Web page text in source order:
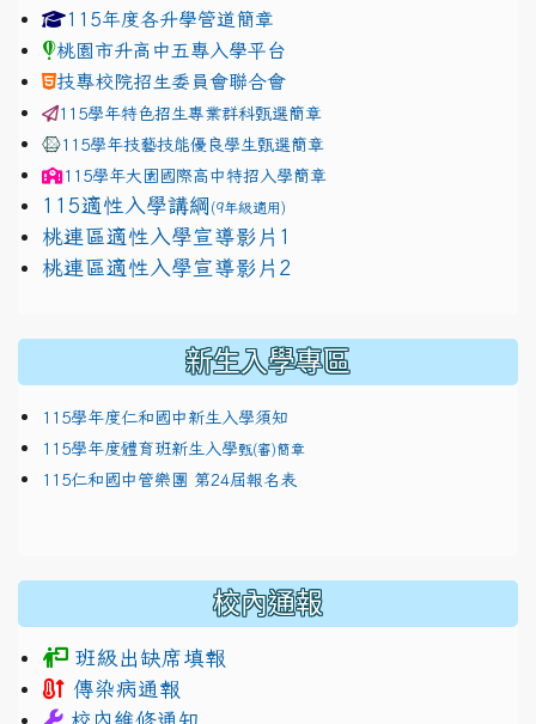
link to https://www.jhjhs.tyc.edu.tw/modules/
115年度各升學管道簡章
桃園市升高中五專入學平台
技專校院招生委員會聯合會
115學年特色招生專業群科甄選簡章
115學年技藝技能優良學生甄選簡章
115學年大園國際高中特招入學簡章
115適性入學講綱 (9年級適用)
link to https://docs.google.com/presentation/d/
桃連區適性入學宣導影片1
link to https://docs.google.com/presentation/d/
桃連區適性入學宣導影片2
新生入學專區
115學年度仁和國中新生入學須知
115學年度體育班新生入學甄(審)簡章
115仁和國中管樂團 第24屆報名表
校內通報
班級出缺席填報
傳染病通報
校內維修通知